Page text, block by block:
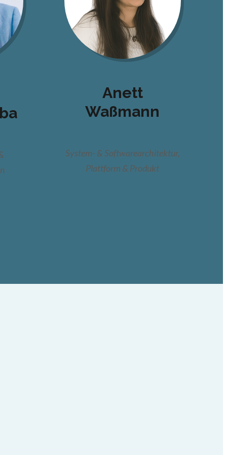
Anett
Waßmann
System- & Softwarearchitektur,
Plattform & Produkt